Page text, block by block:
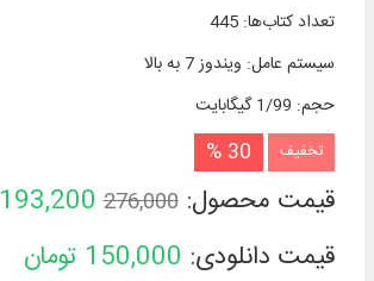
تعداد کتاب‌ها:
445
سیستم عامل: ویندوز 7 به بالا
حجم: 1/99 گیگابایت
تخفیف 30 %
قیمت محصول:276,000
193,200
قیمت دانلودی: 150,000 تومان